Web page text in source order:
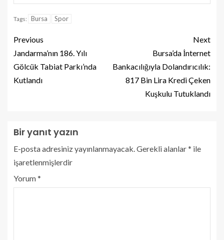
Tags: Bursa Spor
Previous
Jandarma’nın 186. Yılı
Gölcük Tabiat Parkı’nda
Kutlandı
Next
Bursa’da İnternet
Bankacılığıyla Dolandırıcılık:
817 Bin Lira Kredi Çeken
Kuşkulu Tutuklandı
Bir yanıt yazın
E-posta adresiniz yayınlanmayacak.Gerekli alanlar* ile
işaretlenmişlerdir
Yorum*